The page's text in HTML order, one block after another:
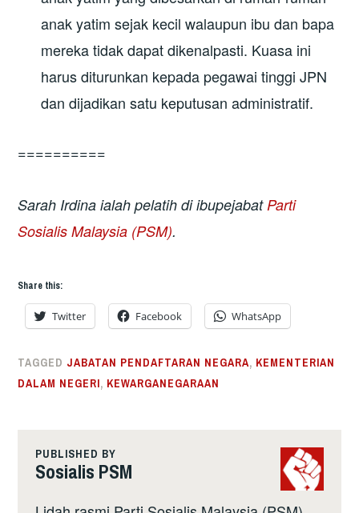
anak yatim sejak kecil walaupun ibu dan bapa
mereka tidak dapat dikenalpasti. Kuasa ini
harus diturunkan kepada pegawai tinggi JPN
dan dijadikan satu keputusan administratif.
==========
Sarah Irdina ialah pelatih di ibupejabat Parti
Sosialis Malaysia (PSM).
Share this:
Twitter Facebook WhatsApp
TAGGED JABATAN PENDAFTARAN NEGARA, KEMENTERIAN
DALAM NEGERI, KEWARGANEGARAAN
PUBLISHED BY
Sosialis PSM